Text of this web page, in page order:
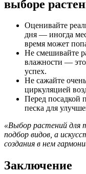
выборе
Оценивайте
дня — иногда
время может
Не смешивайте
влажности —
успех.
Не сажайте
циркуляцией
Перед посадкой
песка для
«Выбор растений для
подбор видов, а
создания в нем
Заключение